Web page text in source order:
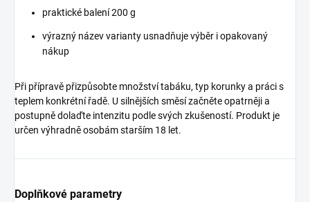
praktické balení 200 g
výrazný název varianty usnadňuje výběr i opakovaný
nákup
Při přípravě přizpůsobte množství tabáku, typ korunky a práci s
teplem konkrétní řadě. U silnějších směsí začněte opatrněji a
postupně dolaďte intenzitu podle svých zkušeností. Produkt je
určen výhradně osobám starším 18 let.
Doplňkové parametry